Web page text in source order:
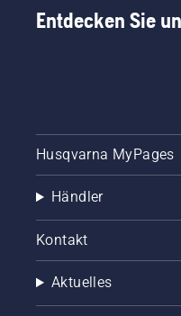
Entdecken Sie
Husqvarna MyPages
Händler
Kontakt
Aktuelles